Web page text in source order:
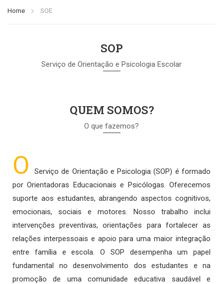
Home SOE
SOP
Serviço de Orientação e Psicologia Escolar
QUEM SOMOS?
O que fazemos?
O
Serviço de Orientação e Psicologia (SOP) é formado
por Orientadoras Educacionais e Psicólogas. Oferecemos
suporte aos estudantes, abrangendo aspectos cognitivos,
emocionais, sociais e motores. Nosso trabalho inclui
intervenções preventivas, orientações para fortalecer as
relações interpessoais e apoio para uma maior integração
entre família e escola. O SOP desempenha um papel
fundamental no desenvolvimento dos estudantes e na
promoção de uma comunidade educativa saudável e